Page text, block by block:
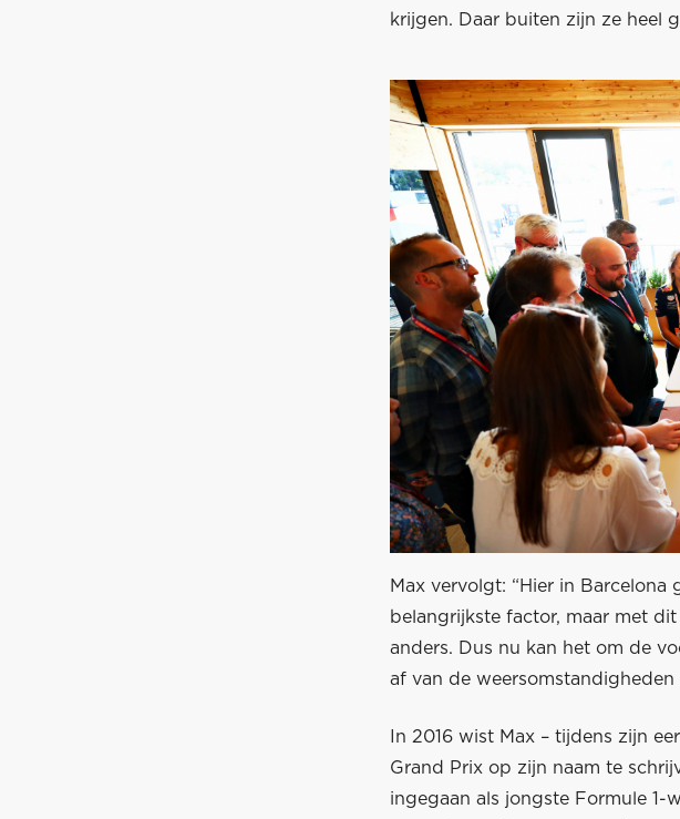
krijgen. Daar buiten zijn ze heel
Max vervolgt: “Hier in
belangrijkste factor, maar met
anders. Dus nu kan het om de
af van de
In 2016 wist Max – tijdens zijn
Grand Prix op zijn naam te
ingegaan als jongste Formule 1-